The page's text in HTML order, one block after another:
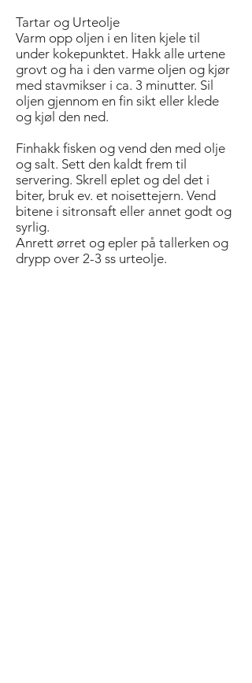
Tartar og Urteolje
Varm opp oljen i en liten kjele til
under kokepunktet. Hakk alle urtene
grovt og ha i den varme oljen og kjør
med stavmikser i ca. 3 minutter. Sil
oljen gjennom en fin sikt eller klede
og kjøl den ned.
Finhakk fisken og vend den med olje
og salt. Sett den kaldt frem til
servering. Skrell eplet og del det i
biter, bruk ev. et noisettejern. Vend
bitene i sitronsaft eller annet godt og
syrlig.
Anrett ørret og epler på tallerken og
drypp over 2-3 ss urteolje.